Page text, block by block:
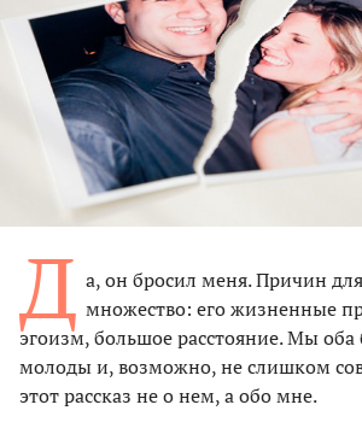
Д а, он бросил меня. Причин
множество: его жизненные
эгоизм, большое расстояние. Мы
молоды и, возможно, не слишком
этот рассказ не о нем, а обо мне.